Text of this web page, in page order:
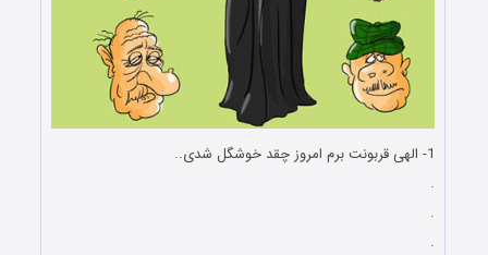
1- الهی قربونت برم امروز چقد خوشگل شدی..
.
.
.